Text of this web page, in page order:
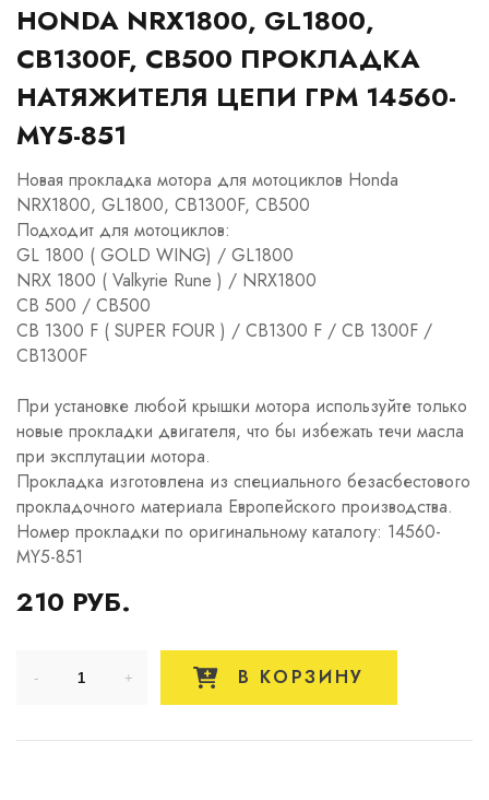
HONDA NRX1800, GL1800,
CB1300F, CB500 ПРОКЛАДКА
НАТЯЖИТЕЛЯ ЦЕПИ ГРМ 14560-
MY5-851
Новая прокладка мотора для мотоциклов Honda
NRX1800, GL1800, CB1300F, CB500
Подходит для мотоциклов:
GL 1800 ( GOLD WING) / GL1800
NRX 1800 ( Valkyrie Rune ) / NRX1800
CB 500 / CB500
CB 1300 F ( SUPER FOUR ) / CB1300 F / CB 1300F /
CB1300F
При установке любой крышки мотора используйте только
новые прокладки двигателя, что бы избежать течи масла
при эксплутации мотора.
Прокладка изготовлена из специального безасбестового
прокладочного материала Европейского производства.
Номер прокладки по оригинальному каталогу: 14560-
MY5-851
210 РУБ.
В КОРЗИНУ